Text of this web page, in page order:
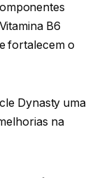
B6
fortalecem o
Dynasty uma
na